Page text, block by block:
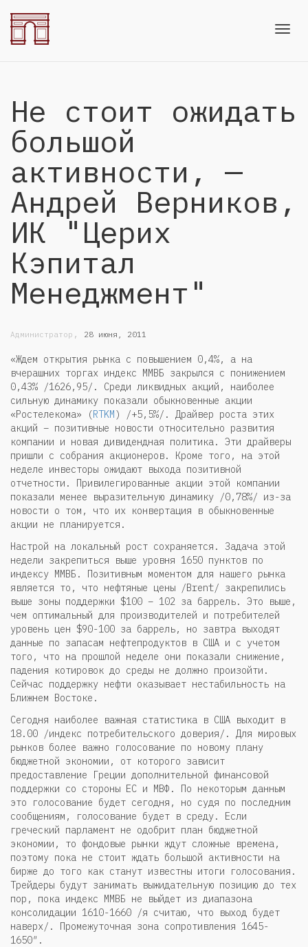
Не стоит ожидать
большой
активности, —
Андрей Верников,
ИК "Церих
Кэпитал
Менеджмент"
Администратор , 28 июня, 2011
«Ждем открытия рынка с повышением 0,4%, а на
вчерашних торгах индекс ММВБ закрылся с понижением
0,43% /1626,95/. Среди ликвидных акций, наиболее
сильную динамику показали обыкновенные акции
«Ростелекома» (RTKM) /+5,5%/. Драйвер роста этих
акций – позитивные новости относительно развития
компании и новая дивидендная политика. Эти драйверы
пришли с собрания акционеров. Кроме того, на этой
неделе инвесторы ожидают выхода позитивной
отчетности. Привилегированные акции этой компании
показали менее выразительную динамику /0,78%/ из-за
новости о том, что их конвертация в обыкновенные
акции не планируется.
Настрой на локальный рост сохраняется. Задача этой
недели закрепиться выше уровня 1650 пунктов по
индексу ММВБ. Позитивным моментом для нашего рынка
является то, что нефтяные цены /Brent/ закрепились
выше зоны поддержки $100 – 102 за баррель. Это выше,
чем оптимальный для производителей и потребителей
уровень цен $90-100 за баррель, но завтра выходят
данные по запасам нефтепродуктов в США и с учетом
того, что на прошлой неделе они показали снижение,
падения котировок до среды не должно произойти.
Сейчас поддержку нефти оказывает нестабильность на
Ближнем Востоке.
Сегодня наиболее важная статистика в США выходит в
18.00 /индекс потребительского доверия/. Для мировых
рынков более важно голосование по новому плану
бюджетной экономии, от которого зависит
предоставление Греции дополнительной финансовой
поддержки со стороны ЕС и МВФ. По некоторым данным
это голосование будет сегодня, но судя по последним
сообщениям, голосование будет в среду. Если
греческий парламент не одобрит план бюджетной
экономии, то фондовые рынки ждут сложные времена,
поэтому пока не стоит ждать большой активности на
бирже до того как станут известны итоги голосования.
Трейдеры будут занимать выжидательную позицию до тех
пор, пока индекс ММВБ не выйдет из диапазона
консолидации 1610-1660 /я считаю, что выход будет
наверх/. Промежуточная зона сопротивления 1645-
1650″.